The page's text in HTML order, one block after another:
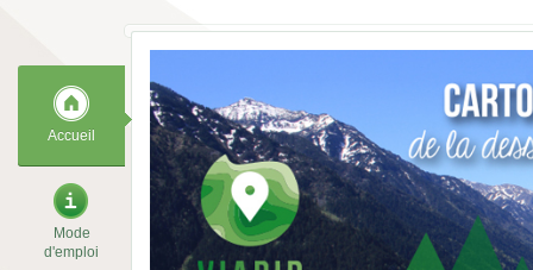
Accueil
Mode
d'emploi